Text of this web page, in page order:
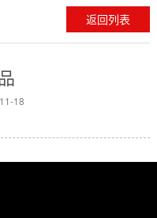
返回列表
18